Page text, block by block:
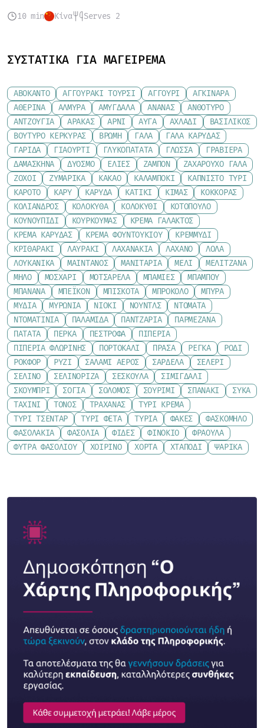
10 min Κίνα Serves 2
ΣΥΣΤΑΤΙΚΆ ΓΙΑ ΜΑΓΕΊΡΕΜΑ
ΑΒΟΚΆΝΤΟ ΑΓΓΟΥΡΆΚΙ ΤΟΥΡΣΊ ΑΓΓΟΎΡΙ
ΑΓΚΙΝΆΡΑ
ΑΘΕΡΊΝΑ
ΑΛΜΎΡΑ ΑΜΎΓΔΑΛΑ ΑΝΑΝΆΣ
ΑΝΘΌΤΥΡΟ
ΑΝΤΖΟΎΓΙΑ
ΑΡΑΚΆΣ ΑΡΝΊ ΑΥΓΆ ΑΧΛΆΔΙ
ΒΑΣΙΛΙΚΌΣ
ΒΟΎΤΥΡΟ ΚΕΡΚΎΡΑΣ
ΒΡΏΜΗ ΓΆΛΑ
ΓΆΛΑ ΚΑΡΎΔΑΣ
ΓΑΡΊΔΑ
ΓΙΑΟΎΡΤΙ ΓΛΥΚΟΠΑΤΆΤΑ ΓΛΏΣΣΑ
ΓΡΑΒΙΈΡΑ
ΔΑΜΆΣΚΗΝΑ
ΔΥΌΣΜΟ ΕΛΙΈΣ ΖΑΜΠΌΝ
ΖΑΧΑΡΟΎΧΟ ΓΆΛΑ
ΖΟΧΟΊ
ΖΥΜΑΡΙΚΆ ΚΑΚΆΟ ΚΑΛΑΜΠΌΚΙ
ΚΑΠΝΙΣΤΌ ΤΥΡΊ
ΚΑΡΌΤΟ
ΚΆΡΥ ΚΑΡΎΔΑ ΚΑΤΊΚΙ ΚΙΜΆΣ
ΚΌΚΚΟΡΑΣ
ΚΌΛΙΑΝΔΡΟΣ
ΚΟΛΟΚΎΘΑ ΚΟΛΟΚΎΘΙ
ΚΟΤΌΠΟΥΛΟ
ΚΟΥΝΟΥΠΊΔΙ
ΚΟΥΡΚΟΥΜΆΣ
ΚΡΈΜΑ ΓΆΛΑΚΤΟΣ
ΚΡΈΜΑ ΚΑΡΎΔΑΣ
ΚΡΈΜΑ ΦΟΥΝΤΟΥΚΙΟΎ
ΚΡΕΜΜΎΔΙ
ΚΡΙΘΑΡΆΚΙ
ΛΑΥΡΆΚΙ ΛΑΧΑΝΆΚΙΑ ΛΆΧΑΝΟ
ΛΌΛΑ
ΛΟΥΚΆΝΙΚΑ
ΜΑΙΝΤΑΝΌΣ ΜΑΝΙΤΆΡΙΑ ΜΈΛΙ
ΜΕΛΙΤΖΆΝΑ
ΜΉΛΟ
ΜΟΣΧΆΡΙ ΜΟΤΣΑΡΈΛΑ ΜΠΆΜΙΕΣ
ΜΠΑΜΠΟΎ
ΜΠΑΝΆΝΑ
ΜΠΈΙΚΟΝ ΜΠΙΣΚΌΤΑ ΜΠΡΌΚΟΛΟ
ΜΠΎΡΑ
ΜΎΔΙΑ
ΜΥΡΏΝΙΑ ΝΙΌΚΙ ΝΟΎΝΤΛΣ
ΝΤΟΜΆΤΑ
ΝΤΟΜΑΤΊΝΙΑ
ΠΑΛΑΜΊΔΑ ΠΑΝΤΖΆΡΙΑ
ΠΑΡΜΕΖΆΝΑ
ΠΑΤΆΤΑ
ΠΈΡΚΑ ΠΈΣΤΡΟΦΑ
ΠΙΠΕΡΙΆ
ΠΙΠΕΡΙΆ ΦΛΩΡΊΝΗΣ
ΠΟΡΤΟΚΆΛΙ ΠΡΆΣΑ ΡΈΓΚΑ
ΡΌΔΙ
ΡΟΚΦΌΡ
ΡΎΖΙ ΣΑΛΆΜΙ ΑΈΡΟΣ ΣΑΡΔΈΛΑ
ΣΈΛΕΡΙ
ΣΈΛΙΝΟ
ΣΕΛΙΝΌΡΙΖΑ ΣΈΣΚΟΥΛΑ
ΣΙΜΙΓΔΆΛΙ
ΣΚΟΥΜΠΡΊ
ΣΌΓΙΑ ΣΟΛΟΜΌΣ ΣΟΥΡΊΜΙ ΣΠΑΝΆΚΙ
ΣΎΚΑ
ΤΑΧΊΝΙ
ΤΌΝΟΣ ΤΡΑΧΑΝΆΣ
ΤΥΡΊ ΚΡΈΜΑ
ΤΥΡΊ ΤΣΈΝΤΑΡ
ΤΥΡΊ ΦΈΤΑ ΤΥΡΙΆ ΦΑΚΈΣ
ΦΑΣΚΌΜΗΛΟ
ΦΑΣΟΛΆΚΙΑ
ΦΑΣΌΛΙΑ ΦΙΔΈΣ ΦΙΝΌΚΙΟ
ΦΡΆΟΥΛΑ
ΦΎΤΡΑ ΦΑΣΟΛΙΟΎ
ΧΟΙΡΙΝΌ ΧΌΡΤΑ ΧΤΑΠΌΔΙ ΨΑΡΙΚΆ